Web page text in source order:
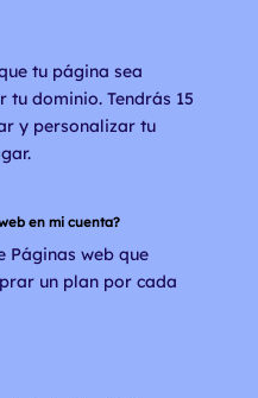
tu página sea
dominio. Tendrás 15
y personalizar tu
en mi cuenta?
Páginas web que
un plan por cada